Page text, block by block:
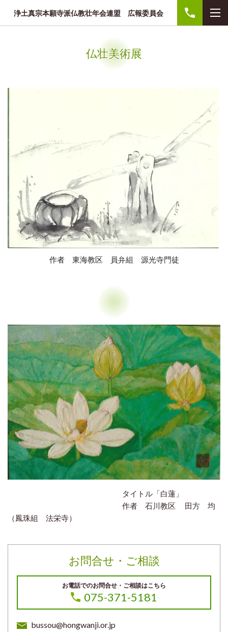
浄土真宗本願寺派仏教壮年会連盟 広報委員会
仏壮美術展
作者 東海教区 員弁組 源光寺門徒
タイトル「白蓮」
作者 石川教区 田方 均
（鳳珠組 法栄寺）
お問合せ・ご相談
お電話でのお問合せ・ご相談はこちら
075-371-5181
bussou@hongwanji.or.jp